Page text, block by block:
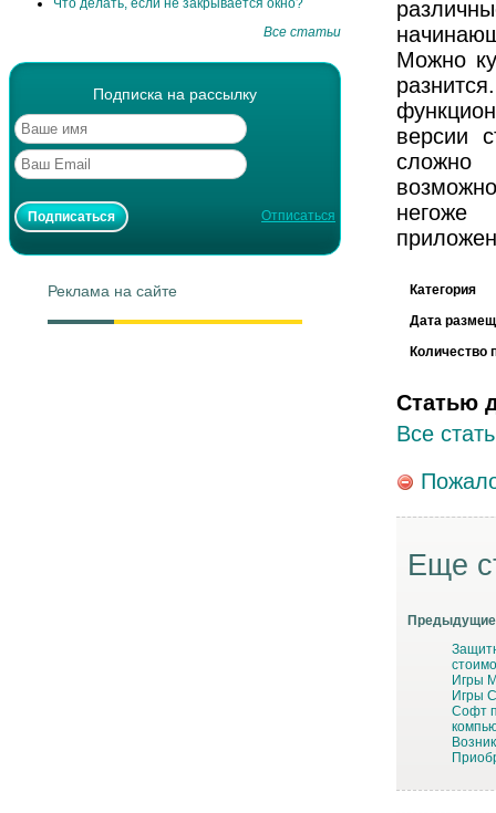
Все статьи
Подписка на рассылку
Отписаться
Реклама на сайте
Можно
версии
негоже
Категория
Дата
Количество
Статью
Все
Еще
Предыдущие
Игры
Игры
Софт